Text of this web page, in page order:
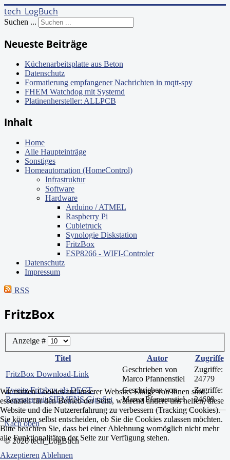
tech_LogBuch
Suchen ...
Neueste Beiträge
Küchenarbeitsplatte aus Beton
Datenschutz
Formatierung empfangener Nachrichten in mqtt-spy
FHEM Watchdog mit Systemd
Platinenhersteller: ALLPCB
Inhalt
Home
Alle Haupteinträge
Sonstiges
Homeautomation (HomeControl)
Infrastruktur
Software
Hardware
Arduino / ATMEL
Raspberry Pi
Cubietruck
Synologie Diskstation
FritzBox
ESP8266 - WIFI-Controler
Datenschutz
Impressum
RSS
FritzBox
Anzeige #
Titel
Autor
Zugriffe
FritzBox Download-Link
Geschrieben von
Marco Pfannenstiel
Zugriffe:
24779
Zweite Fritzbox als DECT-
Repeater mit SIEMENS GigaSet
Geschrieben von
Marco Pfannenstiel
Zugriffe:
24689
Nach oben
© 2026 tech_LogBuch
Wir nutzen Cookies auf unserer Website. Einige von ihnen sind
essenziell für den Betrieb der Seite, während andere uns helfen, diese
Website und die Nutzererfahrung zu verbessern (Tracking Cookies).
Sie können selbst entscheiden, ob Sie die Cookies zulassen möchten.
Bitte beachten Sie, dass bei einer Ablehnung womöglich nicht mehr
alle Funktionalitäten der Seite zur Verfügung stehen.
Akzeptieren Ablehnen